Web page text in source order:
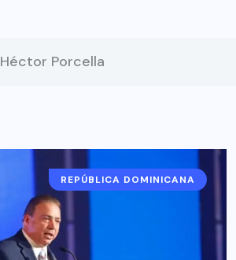
Héctor Porcella
REPÚBLICA DOMINICANA